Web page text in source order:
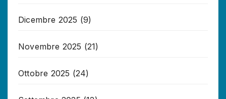
Dicembre 2025 (9)
Novembre 2025 (21)
Ottobre 2025 (24)